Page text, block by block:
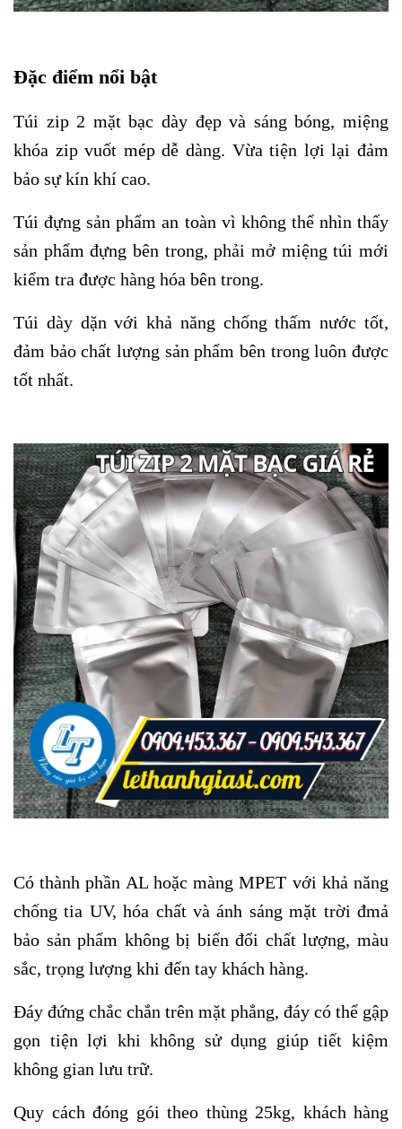
Đặc điểm nổi bật
Túi zip 2 mặt bạc dày đẹp và sáng bóng, miệng
khóa zip vuốt mép dễ dàng. Vừa tiện lợi lại đảm
bảo sự kín khí cao.
Túi đựng sản phẩm an toàn vì không thể nhìn thấy
sản phẩm đựng bên trong, phải mở miệng túi mới
kiểm tra được hàng hóa bên trong.
Túi dày dặn với khả năng chống thấm nước tốt,
đảm bảo chất lượng sản phẩm bên trong luôn được
tốt nhất.
Có thành phần AL hoặc màng MPET với khả năng
chống tia UV, hóa chất và ánh sáng mặt trời đmả
bảo sản phẩm không bị biến đổi chất lượng, màu
sắc, trọng lượng khi đến tay khách hàng.
Đáy đứng chắc chắn trên mặt phẳng, đáy có thể gập
gọn tiện lợi khi không sử dụng giúp tiết kiệm
không gian lưu trữ.
Quy cách đóng gói theo thùng 25kg, khách hàng